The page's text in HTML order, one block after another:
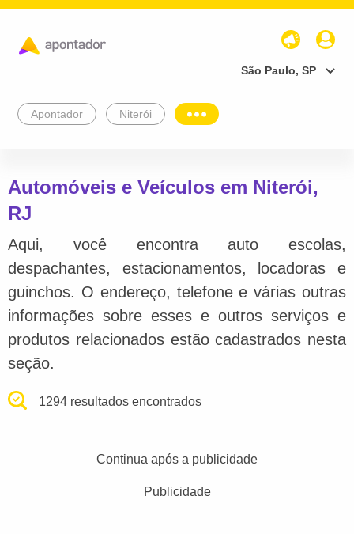
São Paulo, SP
Apontador Niterói
Automóveis e Veículos em Niterói,
RJ
Aqui, você encontra auto escolas,
despachantes, estacionamentos, locadoras e
guinchos. O endereço, telefone e várias outras
informações sobre esses e outros serviços e
produtos relacionados estão cadastrados nesta
seção.
1294 resultados encontrados
Continua após a publicidade
Publicidade